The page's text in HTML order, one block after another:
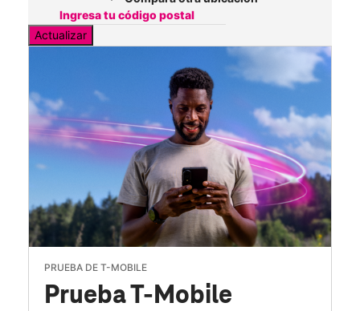
Actualizar
PRUEBA DE T-MOBILE
Prueba T-Mobile